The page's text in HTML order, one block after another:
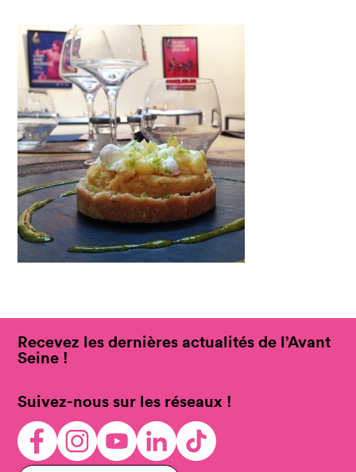
Recevez les dernières actualités de l’Avant
Seine !
Suivez-nous sur les réseaux !